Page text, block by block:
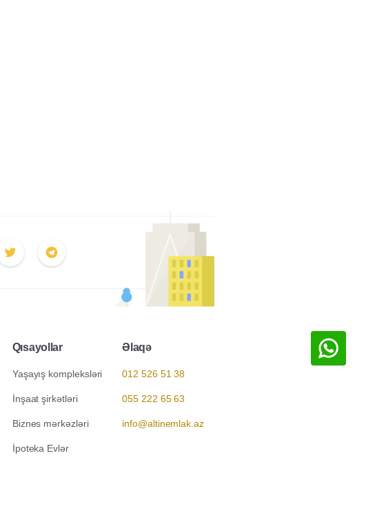
Qısayollar
Yaşayış kompleksləri
İnşaat şirkətləri
Biznes mərkəzləri
İpoteka Evlər
Əlaqə
012 526 51 38
055 222 65 63
info@altinemlak.az